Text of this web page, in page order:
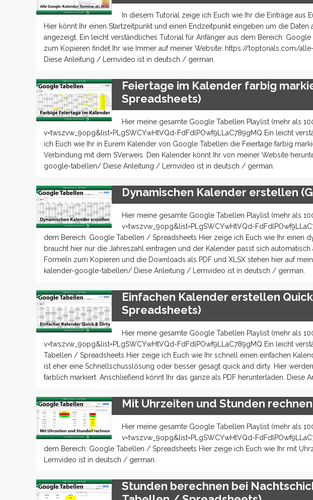
In diesem Tutorial zeige ich Euch wie Ihr die Einträge aus
Hier könnt Ihr einen Startzeitpunkt und einen Endzeitpunkt eingeben um die
angezeigt. Ein leicht verständliches Tutorial für Anfänger aus dem Bereich:
zum Kopieren findet Ihr wie Immer auf meiner Website: https://toptorials.com/
Diese Anleitung / Lernvideo ist in deutsch / german.
Feiertage im Kalender farbig
Spreadsheets)
Hier meine gesamte Google Tabellen Playlist (mehr als
v=twszvw_9opg&list=PLgSWCYwHtVQd-FdFdlPOwf9LLaC789gMQ Ein leicht
ich Euch wie Ihr in Eurem Kalender von Google Tabellen die Feiertage farbig
Verbindung mit dem SVerweis. Den Kalender könnt Ihr von meiner Website
google-tabellen/ Diese Anleitung / Lernvideo ist in deutsch / german.
Dynamischen Kalender erstellen
Hier meine gesamte Google Tabellen Playlist (mehr als
v=twszvw_9opg&list=PLgSWCYwHtVQd-
dem Bereich: Google Tabellen / Spreadsheets Hier zeige ich Euch wie Ihr einen
braucht hier nur die Jahreszahl eintragen und der Kalender passt sich
Formeln zum Kopieren und die Downloads als PDF und XLSX stehen hier auf
kalender-google-tabellen/ Diese Anleitung / Lernvideo ist in deutsch / german.
Einfachen Kalender erstellen
Spreadsheets)
Hier meine gesamte Google Tabellen Playlist (mehr als
v=twszvw_9opg&list=PLgSWCYwHtVQd-FdFdlPOwf9LLaC789gMQ Ein leicht
Tabellen / Spreadsheets Hier zeige ich Euch wie Ihr schnell einen einfachen
ist eher eine Schnellschusslösung oder besser gesagt quick and dirty. Hier
farblich markiert. Anschließend könnt Ihr das ganze als PDF herunterladen. Diese
Mit Uhrzeiten und Stunden
Hier meine gesamte Google Tabellen Playlist (mehr als
v=twszvw_9opg&list=PLgSWCYwHtVQd-
dem Bereich: Google Tabellen / Spreadsheets Hier zeige ich Euch wie Ihr mit
Lernvideo ist in deutsch / german.
Stunden berechnen bei